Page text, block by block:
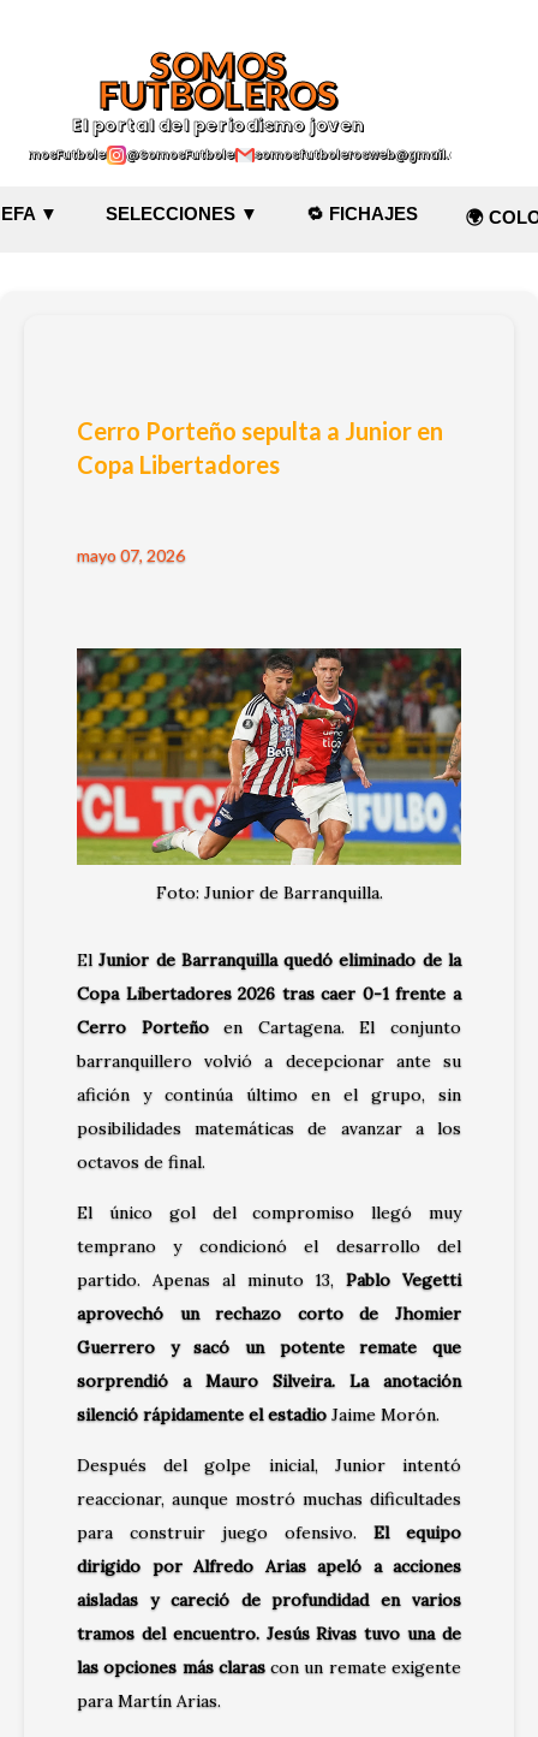
SOMOS
FUTBOLEROS
El portal del periodismo joven
@SomosFutbolerossomosfutbolerosweb@gmail.com
▼ SELECCIONES ▼ 🔁 FICHAJES 🌍
Cerro Porteño sepulta a Junior en
Copa Libertadores
mayo 07, 2026
Foto: Junior de Barranquilla.
ElJunior de Barranquilla quedó eliminado de la
Copa Libertadores 2026 tras caer 0-1 frente a
Cerro Porteño
en Cartagena. El conjunto
barranquillero volvió a decepcionar ante su
afición y continúa último en el grupo, sin
posibilidades matemáticas de avanzar a los
octavos de final.
El único gol del compromiso llegó muy
temprano y condicionó el desarrollo del
partido. Apenas al minuto 13, Pablo Vegetti
aprovechó un rechazo corto de Jhomier
Guerrero y sacó un potente remate que
sorprendió a Mauro Silveira. La anotación
silenció rápidamente el estadio Jaime Morón.
Después del golpe inicial, Junior intentó
reaccionar, aunque mostró muchas dificultades
para construir juego ofensivo. El equipo
dirigido por Alfredo Arias apeló a acciones
aisladas y careció de profundidad en varios
tramos del encuentro. Jesús Rivas tuvo una de
las opciones más clarascon un remate exigente
para Martín Arias.